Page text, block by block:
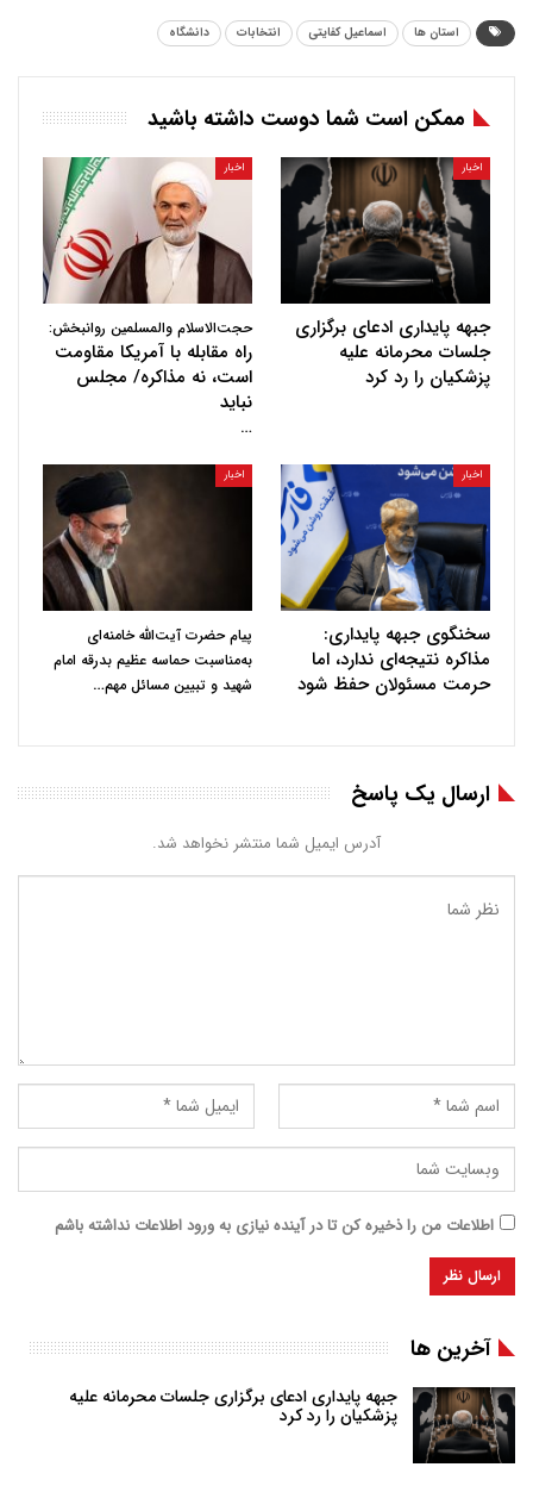
استان ها اسماعیل کفایتی انتخابات دانشگاه
ممکن است شما دوست داشته باشید
اخبار
جبهه پایداری ادعای برگزاری
جلسات محرمانه علیه
پزشکیان را رد کرد
اخبار
حجت‌الاسلام والمسلمین روانبخش:
راه مقابله با آمریکا مقاومت
است، نه مذاکره/ مجلس
نباید
…
اخبار
سخنگوی جبهه پایداری:
مذاکره نتیجه‌ای ندارد، اما
حرمت مسئولان حفظ شود
اخبار
پیام حضرت آیت‌الله خامنه‌ای
به‌مناسبت حماسه عظیم بدرقه امام
شهید و تبیین مسائل مهم…
ارسال یک پاسخ
آدرس ایمیل شما منتشر نخواهد شد.
اطلاعات من را ذخیره کن تا در آینده نیازی به ورود اطلاعات نداشته باشم
آخرین ها
جبهه پایداری ادعای برگزاری جلسات محرمانه علیه
پزشکیان را رد کرد